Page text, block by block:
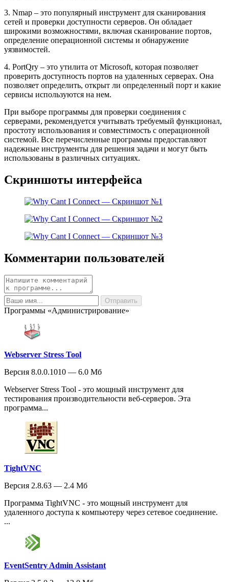
3. Nmap – это популярный инструмент для сканирования
сетей и проверки доступности серверов. Он обладает
широкими возможностями, включая сканирование портов,
определение операционной системы и обнаружение
уязвимостей.
4. PortQry – это утилита от Microsoft, которая позволяет
проверить доступность портов на удаленных серверах. Она
позволяет определить, открыт ли определенный порт и какие
сервисы используются на нем.
При выборе программы для проверки соединения с
серверами, рекомендуется учитывать требуемый функционал,
простоту использования и совместимость с операционной
системой. Все перечисленные программы предоставляют
надежные инструменты для решения задачи и могут быть
использованы в различных ситуациях.
Скриншоты интерфейса
Комментарии пользователей
Программы «Администрирование»
Webserver Stress Tool
Версия 8.0.0.1010 — 6.0 Мб
Webserver Stress Tool - это мощный инструмент для
тестирования производительности веб-серверов. Эта
программа...
TightVNC
Версия 2.8.63 — 2.4 Мб
Программа TightVNC - это мощный инструмент для
удаленного доступа к компьютеру через сетевое соединение.
...
EventSentry Admin Assistant